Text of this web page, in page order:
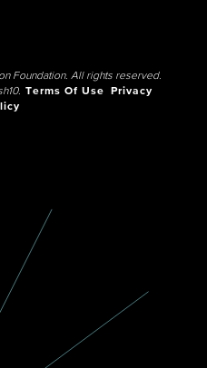
Foundation. All rights reserved.
Terms Of Use
Privacy